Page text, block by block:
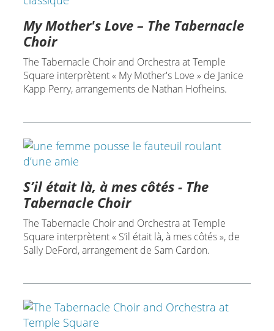
My Mother's Love – The Tabernacle
Choir
The Tabernacle Choir and Orchestra at Temple
Square interprètent « My Mother's Love » de Janice
Kapp Perry, arrangements de Nathan Hofheins.
S’il était là, à mes côtés - The
Tabernacle Choir
The Tabernacle Choir and Orchestra at Temple
Square interprètent « S’il était là, à mes côtés », de
Sally DeFord, arrangement de Sam Cardon.